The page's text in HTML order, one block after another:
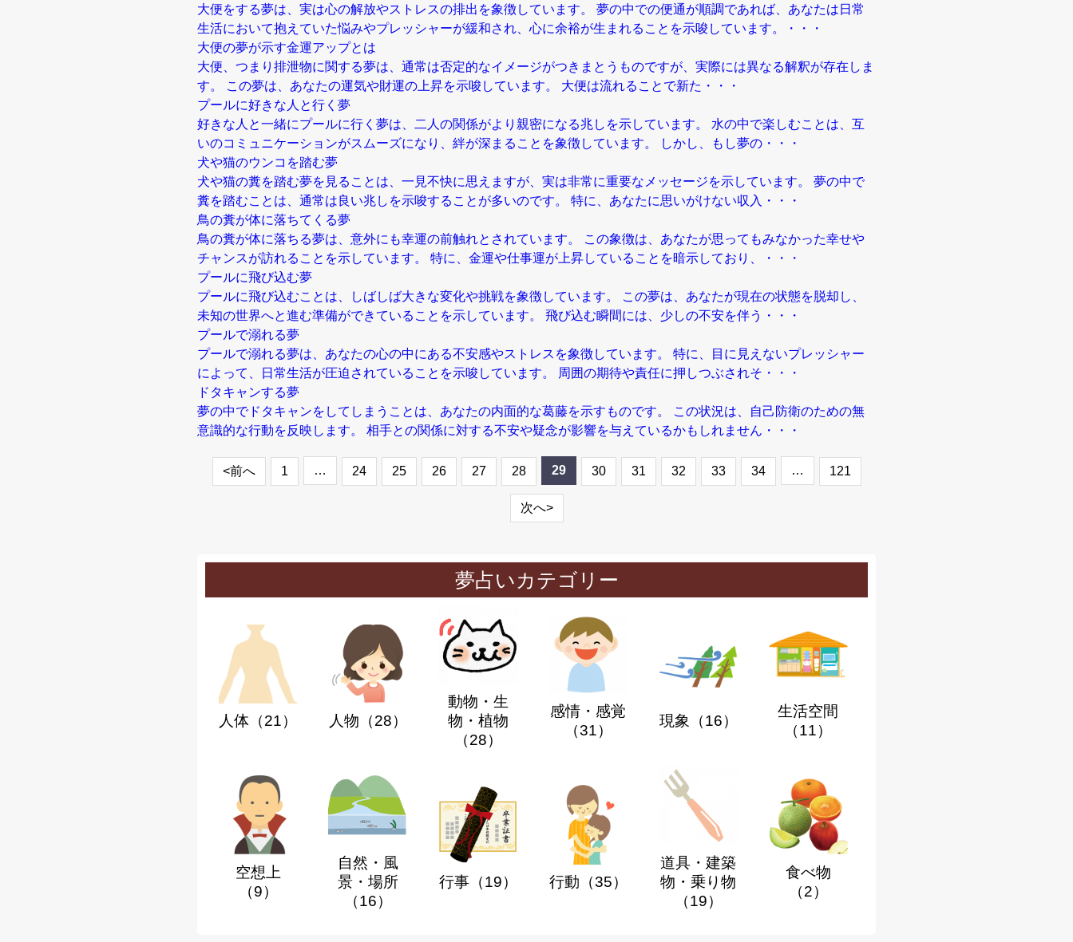
大便をする夢は、実は心の解放やストレスの排出を象徴しています。 夢の中での便通が順調であれば、あなたは日常
生活において抱えていた悩みやプレッシャーが緩和され、心に余裕が生まれることを示唆しています。・・・
大便の夢が示す金運アップとは
大便、つまり排泄物に関する夢は、通常は否定的なイメージがつきまとうものですが、実際には異なる解釈が存在しま
す。 この夢は、あなたの運気や財運の上昇を示唆しています。 大便は流れることで新た・・・
プールに好きな人と行く夢
好きな人と一緒にプールに行く夢は、二人の関係がより親密になる兆しを示しています。 水の中で楽しむことは、互
いのコミュニケーションがスムーズになり、絆が深まることを象徴しています。 しかし、もし夢の・・・
犬や猫のウンコを踏む夢
犬や猫の糞を踏む夢を見ることは、一見不快に思えますが、実は非常に重要なメッセージを示しています。 夢の中で
糞を踏むことは、通常は良い兆しを示唆することが多いのです。 特に、あなたに思いがけない収入・・・
鳥の糞が体に落ちてくる夢
鳥の糞が体に落ちる夢は、意外にも幸運の前触れとされています。 この象徴は、あなたが思ってもみなかった幸せや
チャンスが訪れることを示しています。 特に、金運や仕事運が上昇していることを暗示しており、・・・
プールに飛び込む夢
プールに飛び込むことは、しばしば大きな変化や挑戦を象徴しています。 この夢は、あなたが現在の状態を脱却し、
未知の世界へと進む準備ができていることを示しています。 飛び込む瞬間には、少しの不安を伴う・・・
プールで溺れる夢
プールで溺れる夢は、あなたの心の中にある不安感やストレスを象徴しています。 特に、目に見えないプレッシャー
によって、日常生活が圧迫されていることを示唆しています。 周囲の期待や責任に押しつぶされそ・・・
ドタキャンする夢
夢の中でドタキャンをしてしまうことは、あなたの内面的な葛藤を示すものです。 この状況は、自己防衛のための無
意識的な行動を反映します。 相手との関係に対する不安や疑念が影響を与えているかもしれません・・・
<前へ 1 … 24 25 26 27 28 29 30 31 32 33 34 … 121
次へ>
夢占いカテゴリー
人体 （21） 人物 （28）
動物・生
物・植物
（28）
感情・感覚
（31）
現象 （16）
生活空間
（11）
空想上
（9）
自然・風
景・場所
（16）
行事（19） 行動 （35）
道具・建築
物・乗り物
（19）
食べ物
（2）